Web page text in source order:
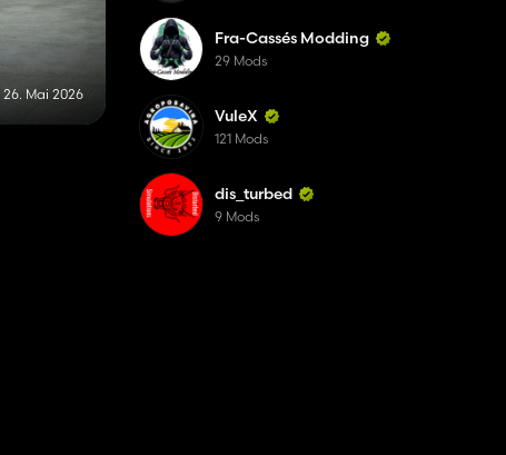
26. Mai 2026
Fra-Cassés Modding
29 Mods
VuleX
121 Mods
dis_turbed
9 Mods